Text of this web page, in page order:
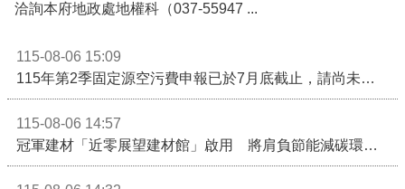
洽詢本府地政處地權科（037-55947 ...
115-08-06 15:09
115年第2季固定源空污費申報已於7月底截止，請尚未申報公私場所儘速完成申繳，以免面臨滯納金及罰鍰!
115-08-06 14:57
冠軍建材「近零展望建材館」啟用 將肩負節能減碳環境教育重任